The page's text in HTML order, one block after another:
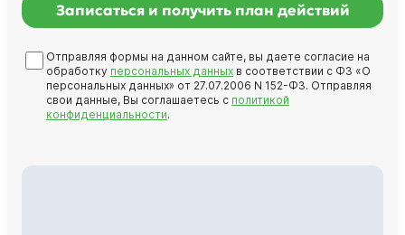
Записаться и получить план действий
Отправляя формы на данном сайте, вы даете согласие на
обработку персональных данных в соответствии с ФЗ «О
персональных данных» от 27.07.2006 N 152-ФЗ. Отправляя
свои данные, Вы соглашаетесь с политикой
конфиденциальности.